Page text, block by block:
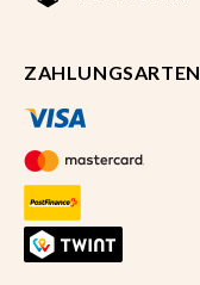
ZAHLUNGSARTEN